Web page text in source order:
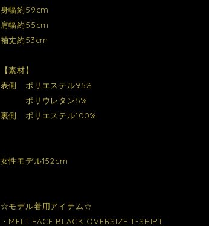
身幅約59cm
肩幅約55cm
袖丈約53cm
【素材】
表側 ポリエステル95%
ポリウレタン5%
裏側 ポリエステル100%
女性モデル152cm
☆モデル着用アイテム☆
・MELT FACE BLACK OVERSIZE T-SHIRT